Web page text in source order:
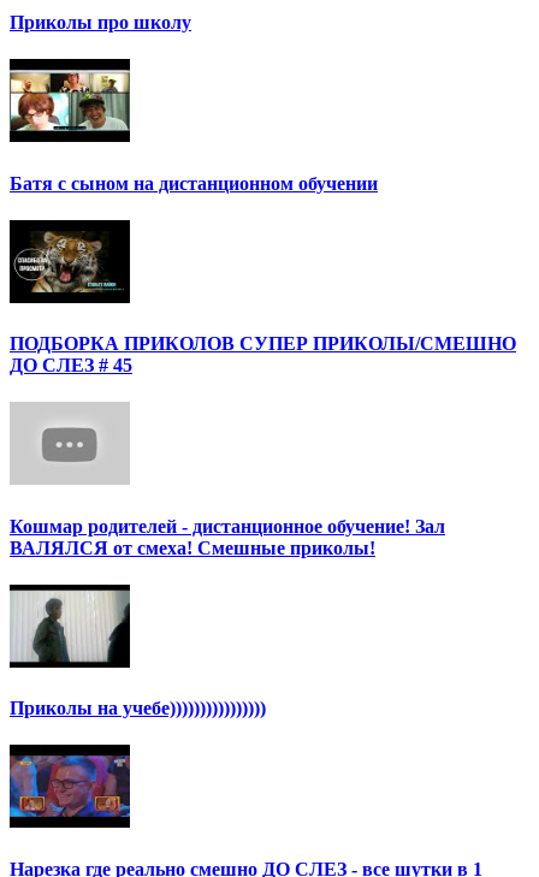
Приколы про школу
Батя с сыном на дистанционном обучении
ПОДБОРКА ПРИКОЛОВ СУПЕР ПРИКОЛЫ/СМЕШНО
ДО СЛЕЗ # 45
Кошмар родителей - дистанционное обучение! Зал
ВАЛЯЛСЯ от смеха! Смешные приколы!
Приколы на учебе))))))))))))))))
Нарезка где реально смешно ДО СЛЕЗ - все шутки в 1